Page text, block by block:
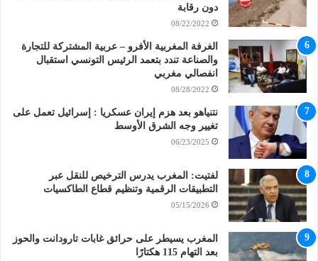
دون رقابة
08/22/2022
الغرفة المغربية الأفرو – عربية المشتركة للتجارة
والصناعة تندد بتعمد الرئيس التونسي استقبال
انفصالي مغربي
08/28/2022
نتنياهو بعد هزم إيران عسكريا : إسرائيل تعمل على
تغيير وجه الشرق الأوسط
06/23/2025
لفتيت: المغرب يدرس الترخيص للنقل عبر
التطبيقات الرقمية وتنظيم قطاع الطاكسيات
05/15/2026
المغرب يسيطر على حرائق غابات تارودانت والحوز
بعد التهام 115 هكتارًا